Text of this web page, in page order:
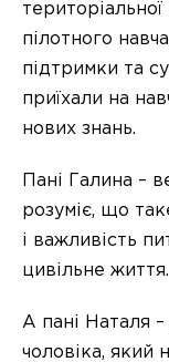
пілотного
підтримки та
приїхали на
нових знань.
Пані Галина –
розуміє, що
і важливість
цивільне життя.
А пані Наталя
чоловіка, який